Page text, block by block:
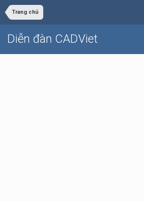
Trang chủ
Diễn đàn CADViet